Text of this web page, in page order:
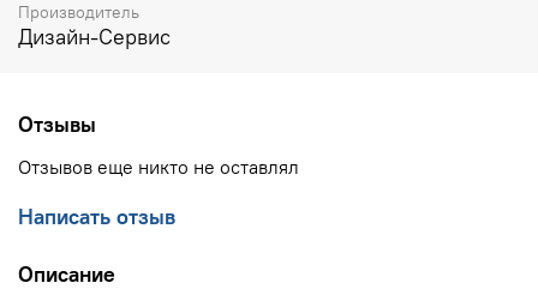
Производитель
Дизайн-Сервис
Отзывы
Отзывов еще никто не оставлял
Написать отзыв
Описание